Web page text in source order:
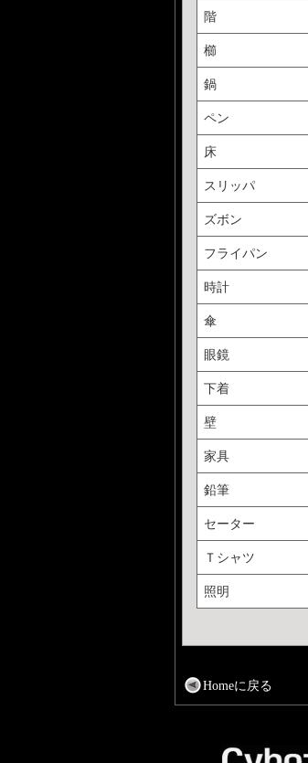
階
櫛
鍋
ペン
床
スリッパ
ズボン
フライパン
時計
傘
眼鏡
下着
壁
家具
鉛筆
セーター
Ｔシャツ
照明
Homeに戻る